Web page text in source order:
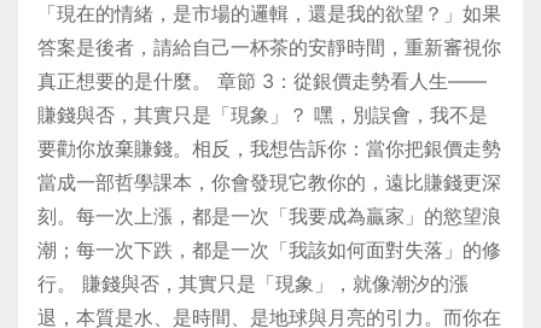
「現在的情緒，是市場的邏輯，還是我的欲望？」如果
答案是後者，請給自己一杯茶的安靜時間，重新審視你
真正想要的是什麼。 章節 3：從銀價走勢看人生——
賺錢與否，其實只是「現象」？ 嘿，別誤會，我不是
要勸你放棄賺錢。相反，我想告訴你：當你把銀價走勢
當成一部哲學課本，你會發現它教你的，遠比賺錢更深
刻。每一次上漲，都是一次「我要成為贏家」的慾望浪
潮；每一次下跌，都是一次「我該如何面對失落」的修
行。 賺錢與否，其實只是「現象」，就像潮汐的漲
退，本質是水、是時間、是地球與月亮的引力。而你在